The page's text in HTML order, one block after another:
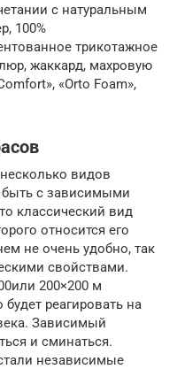
с натуральным
100%
трикотажное
жаккард, махровую
«Orto Foam»,
видов
с зависимыми
классический вид
относится его
не очень удобно, так
свойствами.
200×200 м
реагировать на
Зависимый
и сминаться.
независимые